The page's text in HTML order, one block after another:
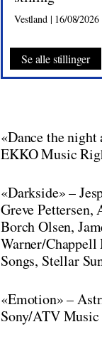
Vestland | 16/08/2026
Se alle stillinger
«Dance the
EKKO Music
«Darkside» –
Greve
Borch Olsen,
Warner/
Songs, Stellar
«Emotion» –
Sony/ATV